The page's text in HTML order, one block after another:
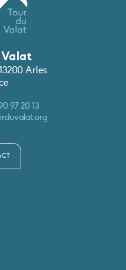
Valat
Arles
97 20 13